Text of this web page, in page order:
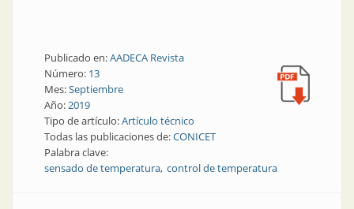
Publicado en:AADECA Revista
Número: 13
Mes:Septiembre
Año:2019
Tipo de artículo:Artículo técnico
Todas las publicaciones de:CONICET
Palabra clave:
sensado de temperatura control de temperatura